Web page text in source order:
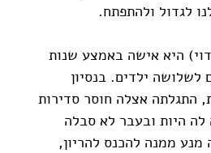
לגדול ולהתפתח.
היא אישה באמצע שנות
ילדים. בנסיון
התגלתה אצלה חוסר סדירות
היות ובעבר לא סבלה
ממנה להכנס להריון,